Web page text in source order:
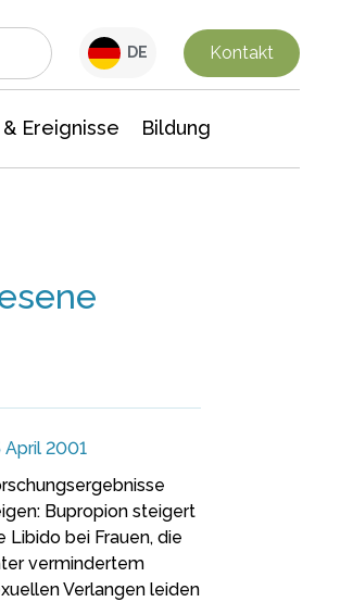
DE Kontakt
Ereignisse Bildung
April 2001
Bupropion steigert
Libido bei Frauen, die
vermindertem
Verlangen leiden